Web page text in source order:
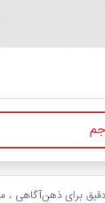
برای ذهن‌آگاهی ،